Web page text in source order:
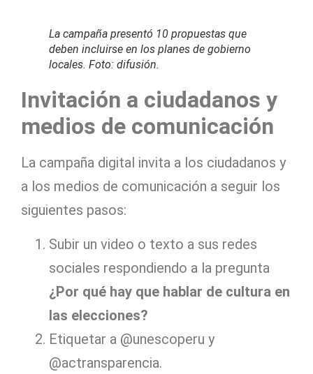
La campaña presentó 10 propuestas que
deben incluirse en los planes de gobierno
locales. Foto: difusión.
Invitación a ciudadanos y
medios de comunicación
La campaña digital invita a los ciudadanos y
a los medios de comunicación a seguir los
siguientes pasos:
Subir un video o texto a sus redes
sociales respondiendo a la pregunta
¿Por qué hay que hablar de cultura en
las elecciones?
Etiquetar a @unescoperu y
@actransparencia.